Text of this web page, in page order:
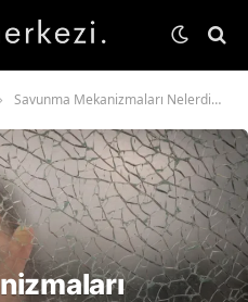
Savunma Mekanizmaları Nelerdir, Nasıl İşler?